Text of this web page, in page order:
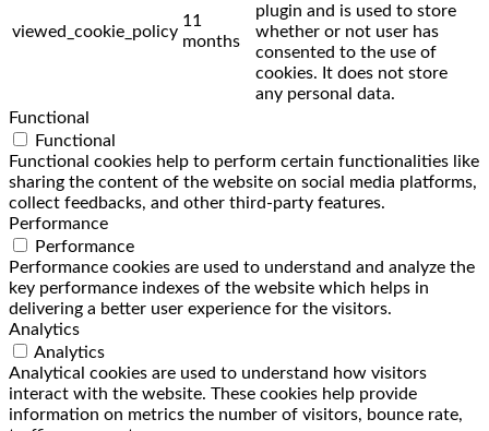
viewed_cookie_policy
11
months
plugin and is used to store
whether or not user has
consented to the use of
cookies. It does not store
any personal data.
Functional
Functional
Functional cookies help to perform certain functionalities like
sharing the content of the website on social media platforms,
collect feedbacks, and other third-party features.
Performance
Performance
Performance cookies are used to understand and analyze the
key performance indexes of the website which helps in
delivering a better user experience for the visitors.
Analytics
Analytics
Analytical cookies are used to understand how visitors
interact with the website. These cookies help provide
information on metrics the number of visitors, bounce rate,